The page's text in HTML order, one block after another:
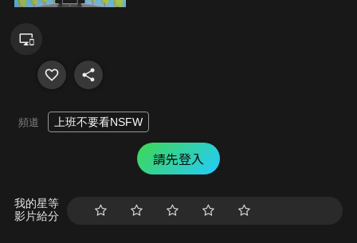
頻道 上班不要看NSFW
請先登入
我的星等
影片給分